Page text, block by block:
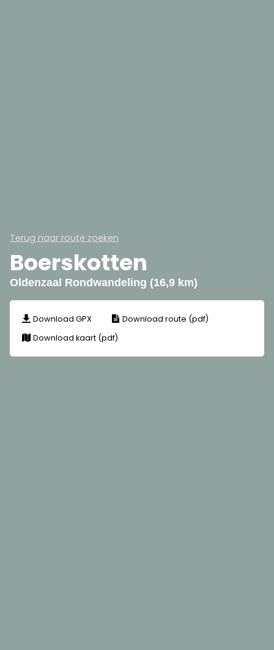
Terug naar route zoeken
Boerskotten
Oldenzaal Rondwandeling (16,9 km)
Download GPX
Download route (pdf)
Download kaart (pdf)